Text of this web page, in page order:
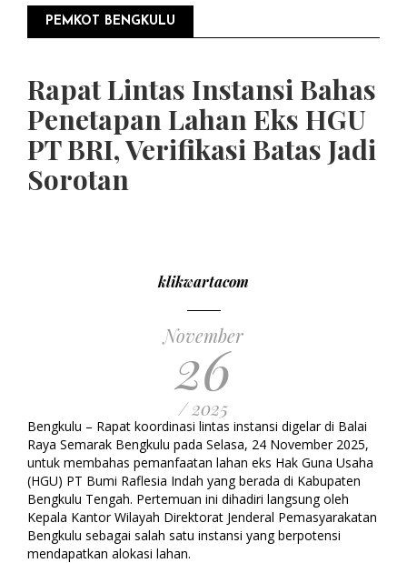
PEMKOT BENGKULU
Rapat Lintas Instansi Bahas
Penetapan Lahan Eks HGU
PT BRI, Verifikasi Batas Jadi
Sorotan
klikwartacom
November
26
/ 2025
Bengkulu – Rapat koordinasi lintas instansi digelar di Balai
Raya Semarak Bengkulu pada Selasa, 24 November 2025,
untuk membahas pemanfaatan lahan eks Hak Guna Usaha
(HGU) PT Bumi Raflesia Indah yang berada di Kabupaten
Bengkulu Tengah. Pertemuan ini dihadiri langsung oleh
Kepala Kantor Wilayah Direktorat Jenderal Pemasyarakatan
Bengkulu sebagai salah satu instansi yang berpotensi
mendapatkan alokasi lahan.